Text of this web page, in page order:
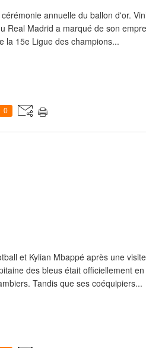
annuelle du ballon d'or.
Real Madrid a marqué de son
la 15e Ligue des champions...
0
et Kylian Mbappé après une
des bleus était officiellement en
Tandis que ses coéquipiers...